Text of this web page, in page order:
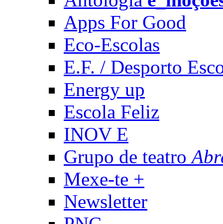
Apps For Good
Eco-Escolas
E.F. / Desporto
Energy up
Escola Feliz
INOV E
Grupo de teatro
Mexe-te +
Newsletter